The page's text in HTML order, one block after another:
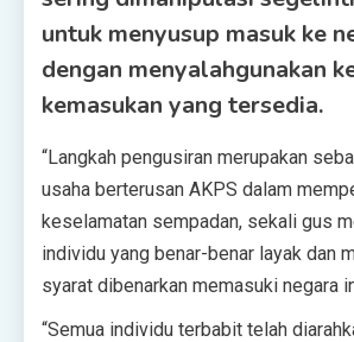
untuk menyusup masuk ke
dengan menyalahgunakan
kemasukan yang tersedia.
“Langkah pengusiran merupakan
usaha berterusan AKPS dalam
keselamatan sempadan, sekali gus
individu yang benar-benar layak dan
syarat dibenarkan memasuki negara
“Semua individu terbabit telah